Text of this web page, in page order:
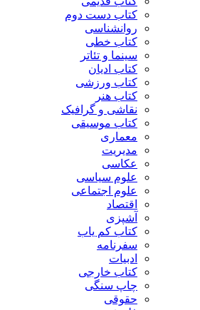
کتاب دست دوم
روانشناسی
کتاب خطی
سینما و تئاتر
کتاب ادیان
کتاب ورزشی
کتاب هنر
نقاشی و گرافیک
کتاب موسیقی
معماری
مدیریت
عکاسی
علوم سیاسی
علوم اجتماعی
اقتصاد
آشپزی
کتاب کم یاب
سفرنامه
ادبیات
کتاب خارجی
چاپ سنگی
حقوقی